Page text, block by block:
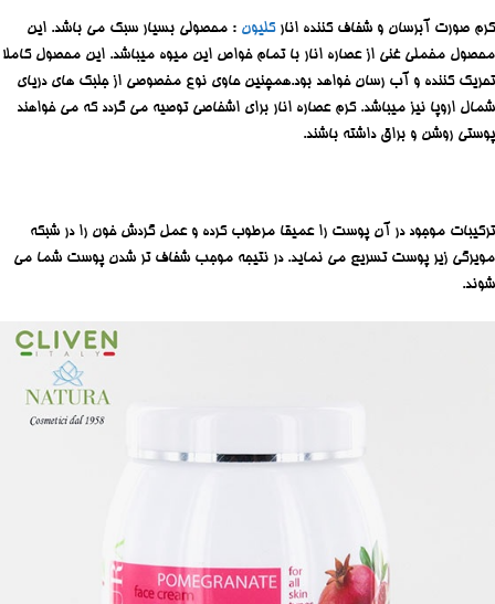
کرم صورت آبرسان و شفاف کننده انارکلیون : محصولی بسیار سبک می باشد. این
محصول مخملی غنی از عصاره انار با تمام خواص این میوه میباشد. این محصول کاملا
تحریک کننده و آب رسان خواهد بود.همچنین حاوی نوع مخصوصی از جلبک های دریای
شمال اروپا نیز میباشد. کرم عصاره انار برای اشخاصی توصیه می گردد که می خواهند
پوستی روشن و براق داشته باشند.
ترکیبات موجود در آن پوست را عمیقا مرطوب کرده و عمل گردش خون را در شبکه
مویرگی زیر پوست تسریع می نماید. در نتیجه موجب شفاف تر شدن پوست شما می
شوند.